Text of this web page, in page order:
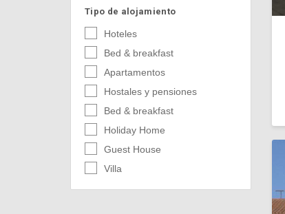
Tipo de alojamiento
Hoteles
Bed & breakfast
Apartamentos
Hostales y pensiones
Bed & breakfast
Holiday Home
Guest House
Villa